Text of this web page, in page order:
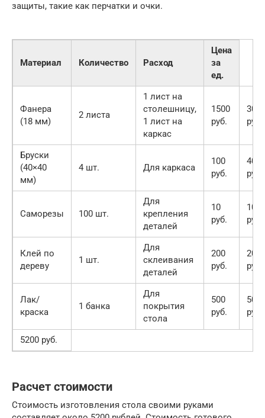
защиты, такие как перчатки и очки.
Материал Количество Расход
Цена
за
ед.
Фанера
(18 мм)
2 листа
1 лист на
столешницу,
1 лист на
каркас
1500
руб.
3000
руб.
Бруски
(40×40
мм)
4 шт. Для каркаса
100
руб.
400
руб.
Саморезы 100 шт.
Для
крепления
деталей
10
руб.
1000
руб.
Клей по
дереву
1 шт.
Для
склеивания
деталей
200
руб.
200
руб.
Лак/
краска
1 банка
Для
покрытия
стола
500
руб.
500
руб.
5200 руб.
Расчет стоимости
Стоимость изготовления стола своими руками